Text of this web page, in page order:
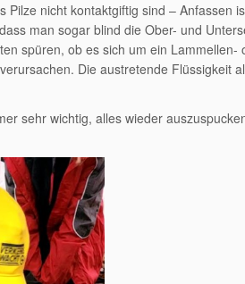
nicht kontaktgiftig sind – Anfassen
man sogar blind die Ober- und
spüren, ob es sich um ein Lammellen-
Die austretende Flüssigkeit
sehr wichtig, alles wieder